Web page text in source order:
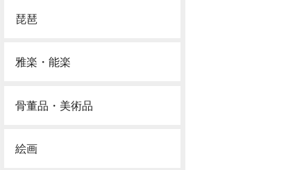
琵琶
雅楽・能楽
骨董品・美術品
絵画